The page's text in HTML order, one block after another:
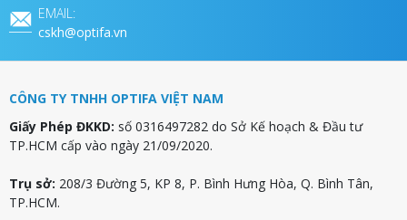
EMAIL:
cskh@optifa.vn
CÔNG TY TNHH OPTIFA VIỆT NAM
Giấy Phép ĐKKD: số 0316497282 do Sở Kế hoạch & Đầu tư
TP.HCM cấp vào ngày 21/09/2020.
Trụ sở: 208/3 Đường 5, KP 8, P. Bình Hưng Hòa, Q. Bình Tân,
TP.HCM.